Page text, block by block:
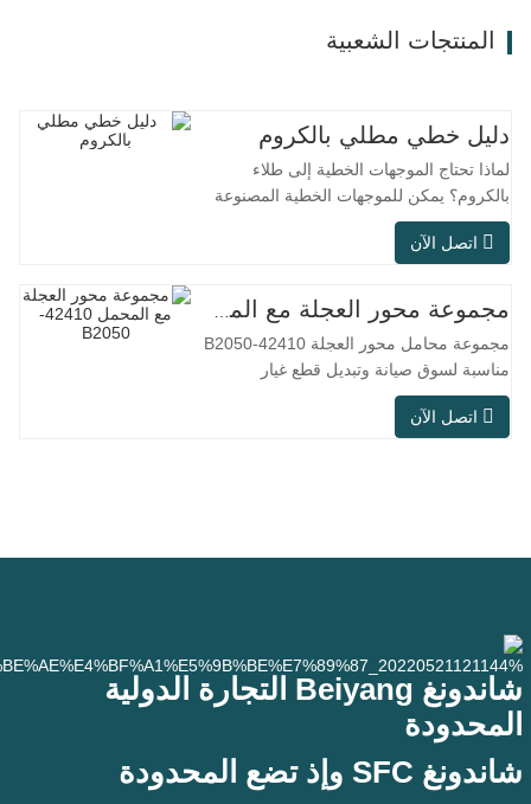
المنتجات الشعبية
دليل خطي مطلي بالكروم
لماذا تحتاج الموجهات الخطية إلى طلاء
بالكروم؟ يمكن للموجهات الخطية المصنوعة
من الفولاذ العادي تلبية الاحتياجات التشغيلية
الأساسية في البيئات الجافة الداخلية
العملي مثل معدات الأتمتة، وآلات الأدوات
الدقيقة، والمعدات الخارجية، وورش المعالجة
الرطبة، وظروف العمل
اتصل الآن
مجموعة محور العجلة مع المحمل 42410-B2050
مجموعة محامل محور العجلة 42410-B2050
مناسبة لسوق صيانة وتبديل قطع غيار
السيارات بعد البيع، وتلبي متطلبات الاستخدام
في التنقل اليومي، والقيادة لمسافات طويلة،
اتصل الآن
شاندونغ Beiyang التجارة الدولية
المحدودة
شاندونغ SFC وإذ تضع المحدودة